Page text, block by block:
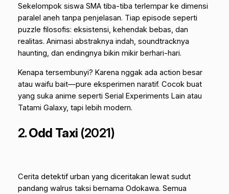
Sekelompok siswa SMA tiba-tiba terlempar ke dimensi
paralel aneh tanpa penjelasan. Tiap episode seperti
puzzle filosofis: eksistensi, kehendak bebas, dan
realitas. Animasi abstraknya indah, soundtracknya
haunting, dan endingnya bikin mikir berhari-hari.
Kenapa tersembunyi? Karena nggak ada action besar
atau waifu bait—pure eksperimen naratif. Cocok buat
yang suka anime seperti Serial Experiments Lain atau
Tatami Galaxy, tapi lebih modern.
2.Odd Taxi (2021)
Cerita detektif urban yang diceritakan lewat sudut
pandang walrus taksi bernama Odokawa. Semua